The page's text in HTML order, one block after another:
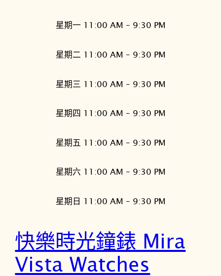
星期一 11:00 AM – 9:30 PM
星期二 11:00 AM – 9:30 PM
星期三 11:00 AM – 9:30 PM
星期四 11:00 AM – 9:30 PM
星期五 11:00 AM – 9:30 PM
星期六 11:00 AM – 9:30 PM
星期日 11:00 AM – 9:30 PM
快樂時光鐘錶 Mira
Vista Watches